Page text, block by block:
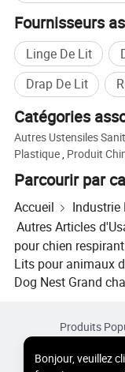
Fournisseurs
Linge De Lit
Drap De Lit
Catégories
Autres Ustensiles
Plastique Produit
Parcourir par
Accueil
Industrie
Autres Articles
pour chien
Lits pour animaux
Dog Nest Grand
Bonjour,veuillez
Produits